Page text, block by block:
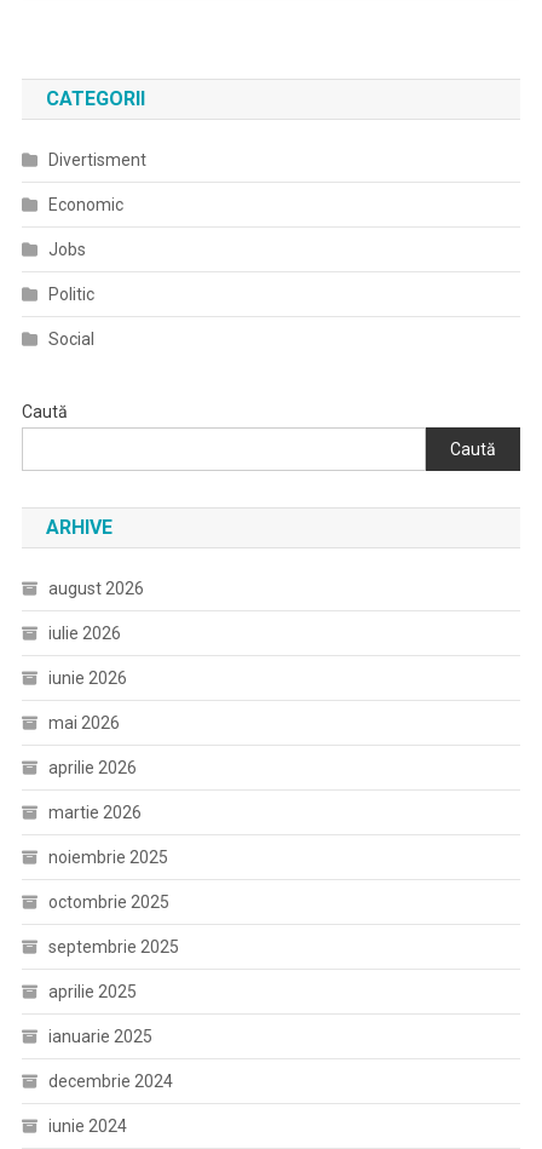
CATEGORII
Divertisment
Economic
Jobs
Politic
Social
Caută
Caută
ARHIVE
august 2026
iulie 2026
iunie 2026
mai 2026
aprilie 2026
martie 2026
noiembrie 2025
octombrie 2025
septembrie 2025
aprilie 2025
ianuarie 2025
decembrie 2024
iunie 2024